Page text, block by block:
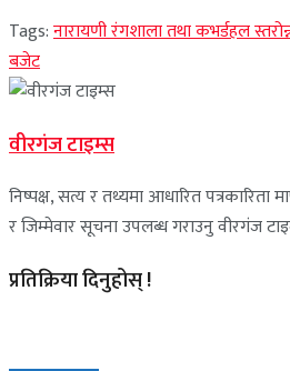
Tags:नारायणी रंगशाला तथा कभर्डहल
बजेट
वीरगंज टाइम्स
निष्पक्ष, सत्य र तथ्यमा आधारित पत्रकारिता
र जिम्मेवार सूचना उपलब्ध गराउनु वीरगंज
प्रतिक्रिया दिनुहोस् !